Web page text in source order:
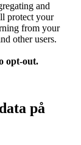
and
protect your
from your
other users.
opt-out.
på